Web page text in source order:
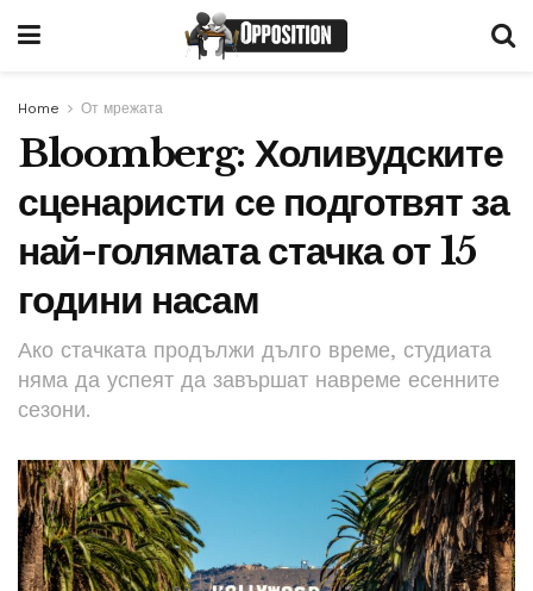
Home От мрежата
Bloomberg: Холивудските
сценаристи се подготвят за
най-голямата стачка от 15
години насам
Ако стачката продължи дълго време, студиата
няма да успеят да завършат навреме есенните
сезони.